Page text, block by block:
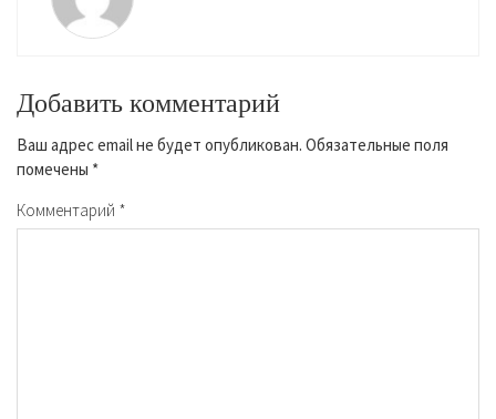
Добавить комментарий
Ваш адрес email не будет опубликован. Обязательные поля
помечены *
Комментарий *